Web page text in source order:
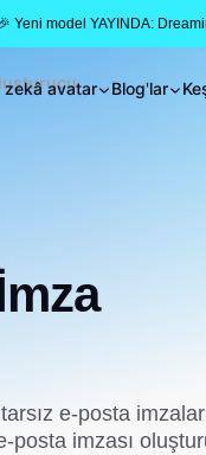
Yeni model YAYINDA:
zekâ avatar Blog'lar
e-posta
posta imzası